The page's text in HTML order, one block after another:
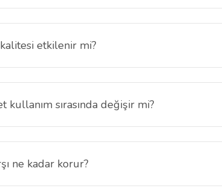
Edition Ekran Koruyucu yalnızcaNothing Phone
etkilenir mi?
ekranın renk canlılığı ve netliği korunur.
kullanım sırasında değişir mi?
Kaydırma, yazı yazma ve uygulama geçişleri akıcı
ne kadar korur?
bozuk para ve yüzey temaslarından kaynaklanabilecek